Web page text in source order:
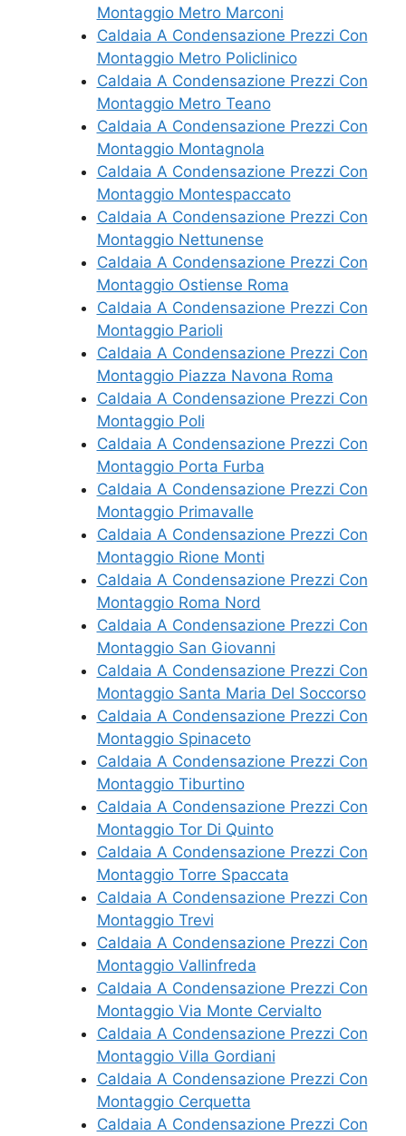
Montaggio Metro Marconi
Caldaia A Condensazione Prezzi Con
Montaggio Metro Policlinico
Caldaia A Condensazione Prezzi Con
Montaggio Metro Teano
Caldaia A Condensazione Prezzi Con
Montaggio Montagnola
Caldaia A Condensazione Prezzi Con
Montaggio Montespaccato
Caldaia A Condensazione Prezzi Con
Montaggio Nettunense
Caldaia A Condensazione Prezzi Con
Montaggio Ostiense Roma
Caldaia A Condensazione Prezzi Con
Montaggio Parioli
Caldaia A Condensazione Prezzi Con
Montaggio Piazza Navona Roma
Caldaia A Condensazione Prezzi Con
Montaggio Poli
Caldaia A Condensazione Prezzi Con
Montaggio Porta Furba
Caldaia A Condensazione Prezzi Con
Montaggio Primavalle
Caldaia A Condensazione Prezzi Con
Montaggio Rione Monti
Caldaia A Condensazione Prezzi Con
Montaggio Roma Nord
Caldaia A Condensazione Prezzi Con
Montaggio San Giovanni
Caldaia A Condensazione Prezzi Con
Montaggio Santa Maria Del Soccorso
Caldaia A Condensazione Prezzi Con
Montaggio Spinaceto
Caldaia A Condensazione Prezzi Con
Montaggio Tiburtino
Caldaia A Condensazione Prezzi Con
Montaggio Tor Di Quinto
Caldaia A Condensazione Prezzi Con
Montaggio Torre Spaccata
Caldaia A Condensazione Prezzi Con
Montaggio Trevi
Caldaia A Condensazione Prezzi Con
Montaggio Vallinfreda
Caldaia A Condensazione Prezzi Con
Montaggio Via Monte Cervialto
Caldaia A Condensazione Prezzi Con
Montaggio Villa Gordiani
Caldaia A Condensazione Prezzi Con
Montaggio Cerquetta
Caldaia A Condensazione Prezzi Con